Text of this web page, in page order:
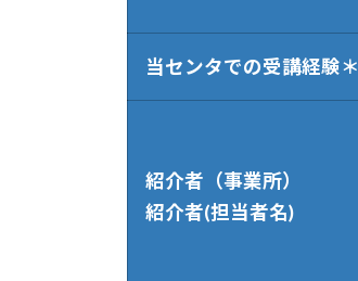
当センタでの受講経験＊
紹介者（事業所）
紹介者(担当者名)